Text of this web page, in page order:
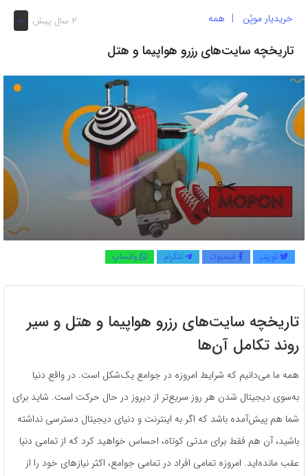
2 سال پیش 0 خریدیار موپُن همه
تاریخچه سایت‌های رزرو هواپیما و هتل
توییتر فیسبوک تلگرام واتساپ
تاریخچه سایت‌های رزرو هواپیما و هتل و سیر
روند تکامل آن‌ها
همه ما می‌دانیم که شرایط امروزه در جوامع یک‌شکل است. در واقع دنیا
به‌سوی دیجیتال شدن هر روز سریع‌تر از دیروز در حال حرکت است. شاید برای
شما هم پیش‌آمده باشد که اگر به اینترنت و دنیای دیجیتال دسترسی نداشته
باشید، آن هم فقط برای مدتی کوتاه، احساس خواهید کرد که از تمامی دنیا
عقب مانده‌اید. امروزه تمامی افراد در تمامی جوامع، اکثر نیازهای خود را از